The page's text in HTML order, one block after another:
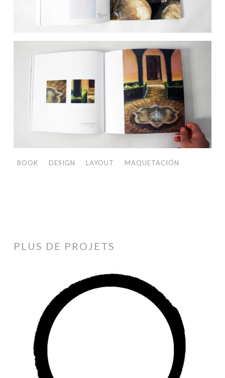
BOOK DESIGN LAYOUT MAQUETACIÓN
PLUS DE PROJETS